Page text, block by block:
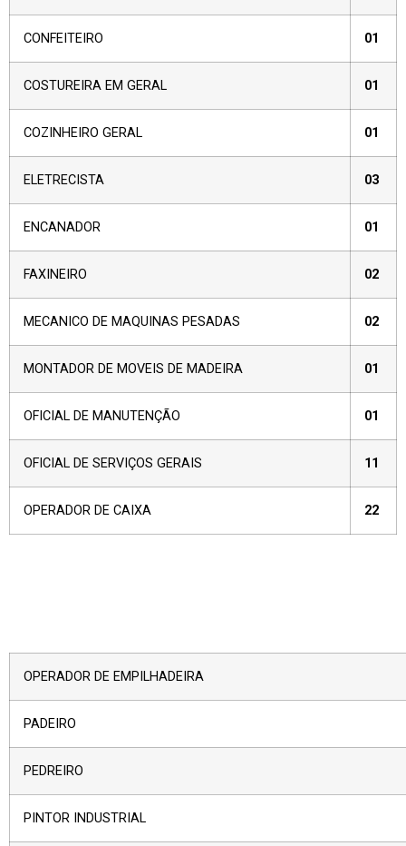
CONFEITEIRO 01
COSTUREIRA EM GERAL 01
COZINHEIRO GERAL 01
ELETRECISTA 03
ENCANADOR 01
FAXINEIRO 02
MECANICO DE MAQUINAS PESADAS 02
MONTADOR DE MOVEIS DE MADEIRA 01
OFICIAL DE MANUTENÇÃO 01
OFICIAL DE SERVIÇOS GERAIS 11
OPERADOR DE CAIXA 22
OPERADOR DE EMPILHADEIRA
PADEIRO
PEDREIRO
PINTOR INDUSTRIAL